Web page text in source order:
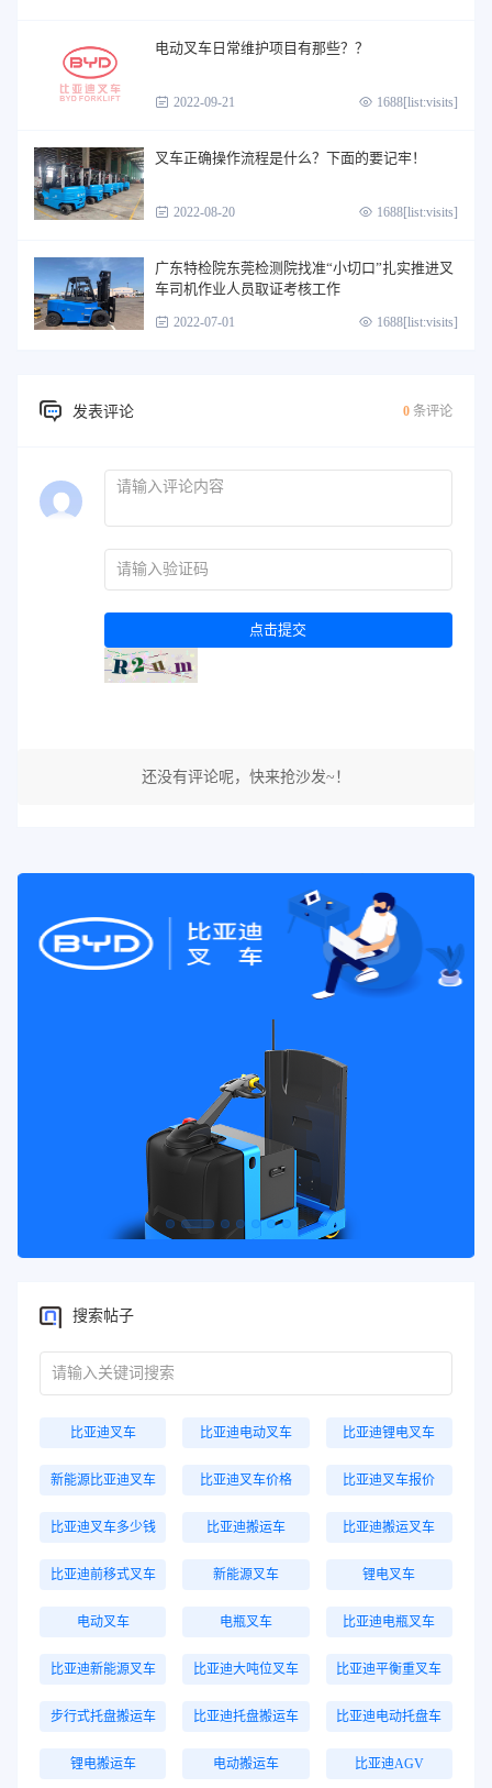
电动叉车日常维护项目有那些？？
2022-09-21 1688[list:visits]
叉车正确操作流程是什么？下面的要记牢！
2022-08-20 1688[list:visits]
广东特检院东莞检测院找准“小切口”扎实推进叉
车司机作业人员取证考核工作
2022-07-01 1688[list:visits]
发表评论 0 条评论
点击提交
还没有评论呢，快来抢沙发~！
搜索帖子
比亚迪叉车 比亚迪电动叉车 比亚迪锂电叉车
新能源比亚迪叉车 比亚迪叉车价格 比亚迪叉车报价
比亚迪叉车多少钱 比亚迪搬运车 比亚迪搬运叉车
比亚迪前移式叉车 新能源叉车 锂电叉车
电动叉车 电瓶叉车 比亚迪电瓶叉车
比亚迪新能源叉车 比亚迪大吨位叉车 比亚迪平衡重叉车
步行式托盘搬运车 比亚迪托盘搬运车 比亚迪电动托盘车
锂电搬运车 电动搬运车 比亚迪AGV